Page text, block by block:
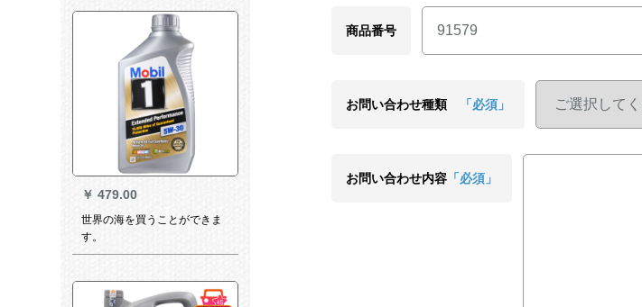
￥ 479.00
世界の海を買うことができま
す。
商品番号
お問い合わせ種類 「必須」
お問い合わせ内容 「必須」